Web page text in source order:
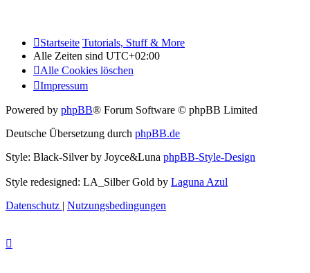
Startseite Tutorials, Stuff & More
Alle Zeiten sind UTC+02:00
Alle Cookies löschen
Impressum
Powered by phpBB® Forum Software © phpBB Limited
Deutsche Übersetzung durch phpBB.de
Style: Black-Silver by Joyce&Luna phpBB-Style-Design
Style redesigned: LA_Silber Gold by Laguna Azul
Datenschutz | Nutzungsbedingungen